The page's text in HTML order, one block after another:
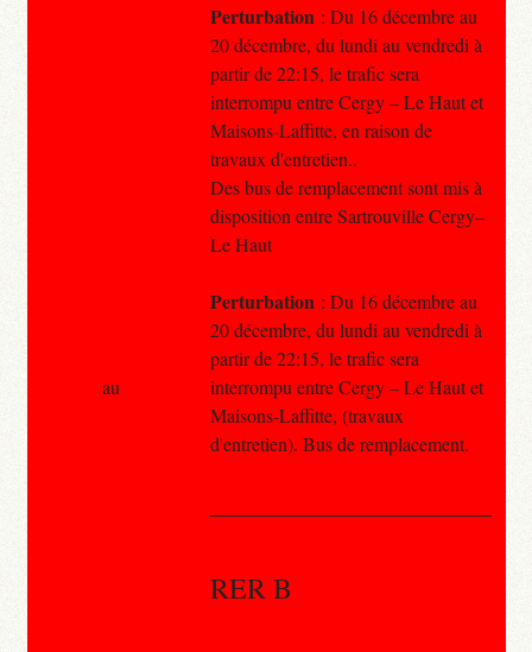
Perturbation : Du 16 décembre au
20 décembre, du lundi au vendredi à
partir de 22:15, le trafic sera
interrompu entre Cergy – Le Haut et
Maisons-Laffitte, en raison de
travaux d'entretien..
Des bus de remplacement sont mis à
disposition entre Sartrouville Cergy–
Le Haut
Perturbation : Du 16 décembre au
20 décembre, du lundi au vendredi à
partir de 22:15, le trafic sera
interrompu entre Cergy – Le Haut et
Maisons-Laffitte, (travaux
d'entretien). Bus de remplacement.
RER B
au